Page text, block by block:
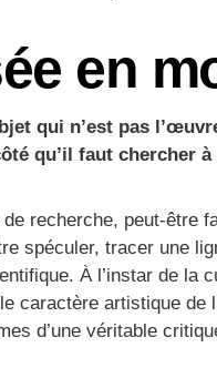
en
qui n’est pas
qu’il faut chercher
recherche, peut-être
spéculer, tracer une
À l’instar de la
caractère artistique
d’une véritable